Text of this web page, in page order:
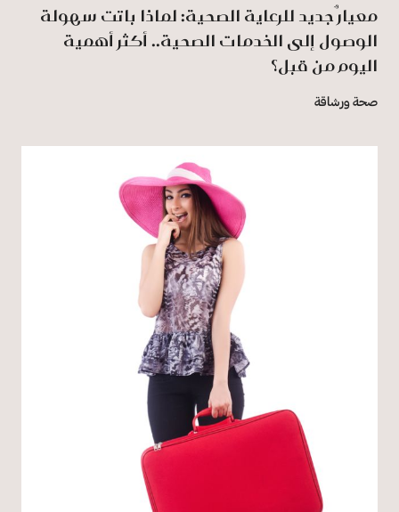
معيارٌ جديد للرعاية الصحية: لماذا باتت سهولة
الوصول إلى الخدمات الصحية.. أكثر أهمية
اليوم من قبل؟
صحة ورشاقة